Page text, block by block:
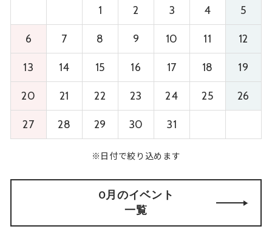
1 2 3 4 5
6 7 8 9 10 11 12
13 14 15 16 17 18 19
20 21 22 23 24 25 26
27 28 29 30 31
※日付で絞り込めます
0月のイベント
一覧